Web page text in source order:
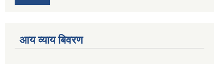
आय व्याय बिवरण